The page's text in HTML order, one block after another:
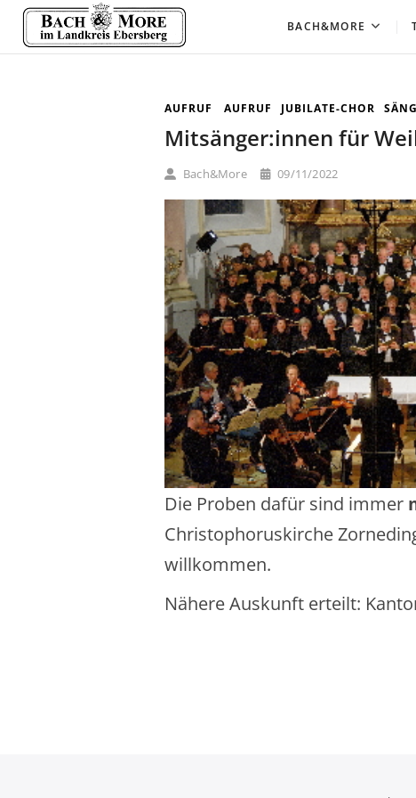
Skip
content
Bach&More
KONZERTREIHE IM LANDKREIS
BACH&MORE
AUFRUF AUFRUF JUBILATE-CHOR
Mitsänger:innen für
Bach&More 09/11/2022
Die Proben dafür sind immer
Christophoruskirche
willkommen.
Nähere Auskunft erteilt: